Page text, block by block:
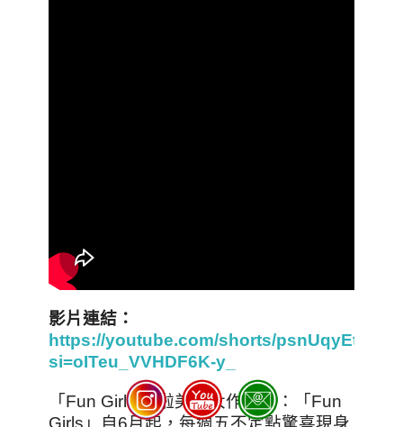
影片連結：
https://youtube.com/shorts/psnUqyEtcy8?
si=oITeu_VVHDF6K-y_
「Fun Girls 啦啦美食大作戰」：「Fun
Girls」自6月起，每週五不定點驚喜現身